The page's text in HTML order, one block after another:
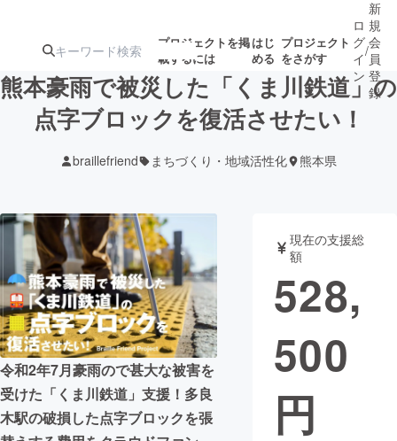
プロジェクトを掲
載するには
はじ
める
プロジェクト
をさがす
ターン
ジェクト
募集終了が近いプ
ロジェクト
もうすぐ公開
されます
アート・写真 音楽
テクノロジー・ガジェット ゲーム・サ
映像・映画
ビジネス・起業
まちづくり・地域活性化
ロ
グ
イ
ン
/
新
規
会
員
登
録
熊本豪雨で被災した「くま川鉄道」の
点字ブロックを復活させたい！
braillefriend まちづくり・地域活性化 熊本県
令和2年7月豪雨ので甚大な被害を
受けた「くま川鉄道」支援！多良
木駅の破損した点字ブロックを張
現在の支援総
額
528,
500
円